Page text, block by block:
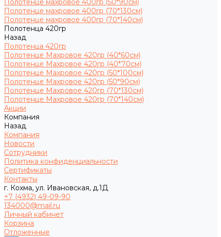
Полотенце махровое 400гр (50*90см)
Полотенце махровое 400гр (70*130см)
Полотенце махровое 400гр (70*140см)
Полотенца 420гр
Назад
Полотенца 420гр
Полотенце Махровое 420гр (40*60см)
Полотенце Махровое 420гр (40*70см)
Полотенце Махровое 420гр (50*100см)
Полотенце Махровое 420гр (50*90см)
Полотенце Махровое 420гр (70*130см)
Полотенце Махровое 420гр (70*140см)
Акции
Компания
Назад
Компания
Новости
Сотрудники
Политика конфиденциальности
Сертификаты
Контакты
г. Кохма, ул. Ивановская, д.1Д
+7 (4932) 49-09-90
134000@mail.ru
Личный кабинет
Корзина
Отложенные